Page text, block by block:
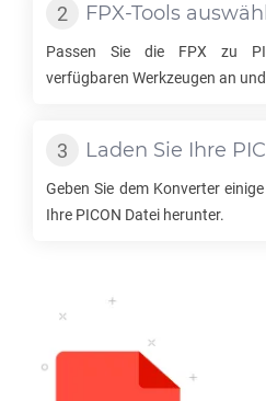
FPX-Tools
Passen Sie die FPX zu
verfügbaren Werkzeugen an
Laden Sie Ihre
Geben Sie dem Konverter
Ihre PICON Datei herunter.